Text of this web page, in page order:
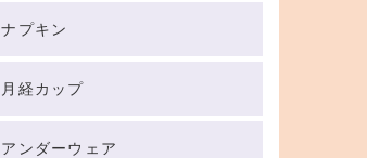
ナプキン
月経カップ
アンダーウェア